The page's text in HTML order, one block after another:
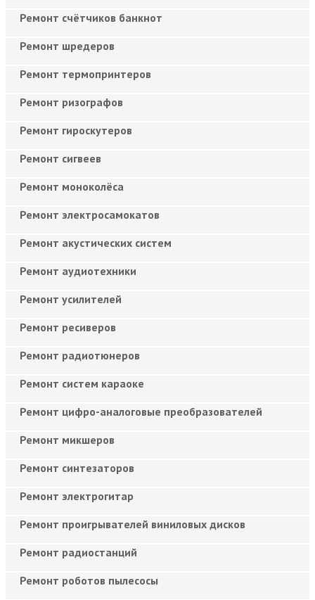
Ремонт счётчиков банкнот
Ремонт шредеров
Ремонт термопринтеров
Ремонт ризографов
Ремонт гироскутеров
Ремонт сигвеев
Ремонт моноколёса
Ремонт электросамокатов
Ремонт акустических систем
Ремонт аудиотехники
Ремонт усилителей
Ремонт ресиверов
Ремонт радиотюнеров
Ремонт систем караоке
Ремонт цифро-аналоговые преобразователей
Ремонт микшеров
Ремонт синтезаторов
Ремонт электрогитар
Ремонт проигрывателей виниловых дисков
Ремонт радиостанций
Ремонт роботов пылесосы